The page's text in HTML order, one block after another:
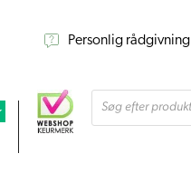
Personlig rådgivning
Products
search